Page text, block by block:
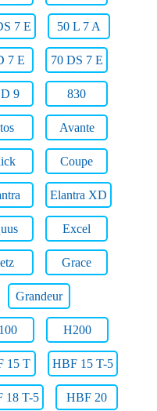
7 E 50 L 7 A
7 E 70 DS 7 E
9 830
Avante
Coupe
Elantra XD
Excel
Grace
Grandeur
H200
15 T HBF 15 T-5
18 T-5 HBF 20